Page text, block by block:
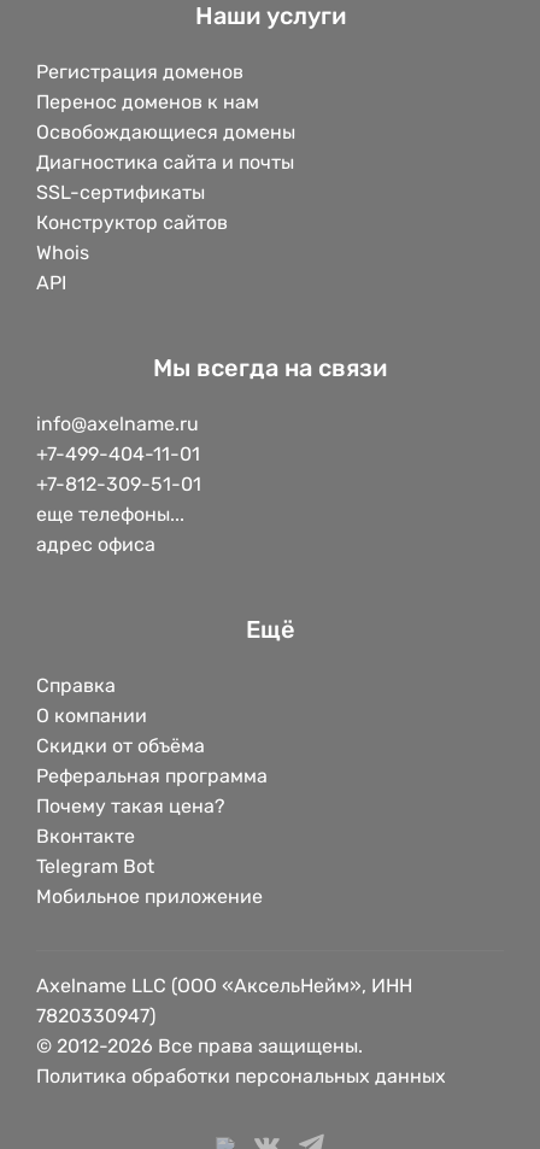
Наши услуги
Регистрация доменов
Перенос доменов к нам
Освобождающиеся домены
Диагностика сайта и почты
SSL-сертификаты
Конструктор сайтов
Whois
API
Мы всегда на связи
info@axelname.ru
+7-499-404-11-01
+7-812-309-51-01
еще телефоны...
адрес офиса
Ещё
Справка
О компании
Скидки от объёма
Реферальная программа
Почему такая цена?
Вконтакте
Telegram Bot
Мобильное приложение
Axelname LLC (ООО «АксельНейм», ИНН
7820330947)
© 2012-2026 Все права защищены.
Политика обработки персональных данных